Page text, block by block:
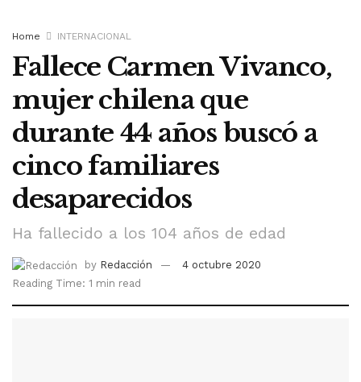
Home INTERNACIONAL
Fallece Carmen Vivanco,
mujer chilena que
durante 44 años buscó a
cinco familiares
desaparecidos
Ha fallecido a los 104 años de edad
by Redacción
4 octubre 2020
Reading Time: 1 min read